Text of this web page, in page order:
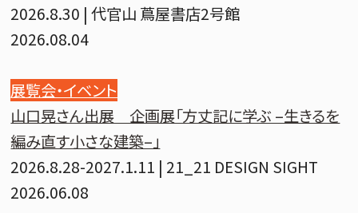
2026.8.30 | 代官山 蔦屋書店2号館
2026.08.04
展覧会・イベント
山口晃さん出展 企画展「方丈記に学ぶ –生きるを
編み直す小さな建築–」
2026.8.28-2027.1.11 | 21_21 DESIGN SIGHT
2026.06.08